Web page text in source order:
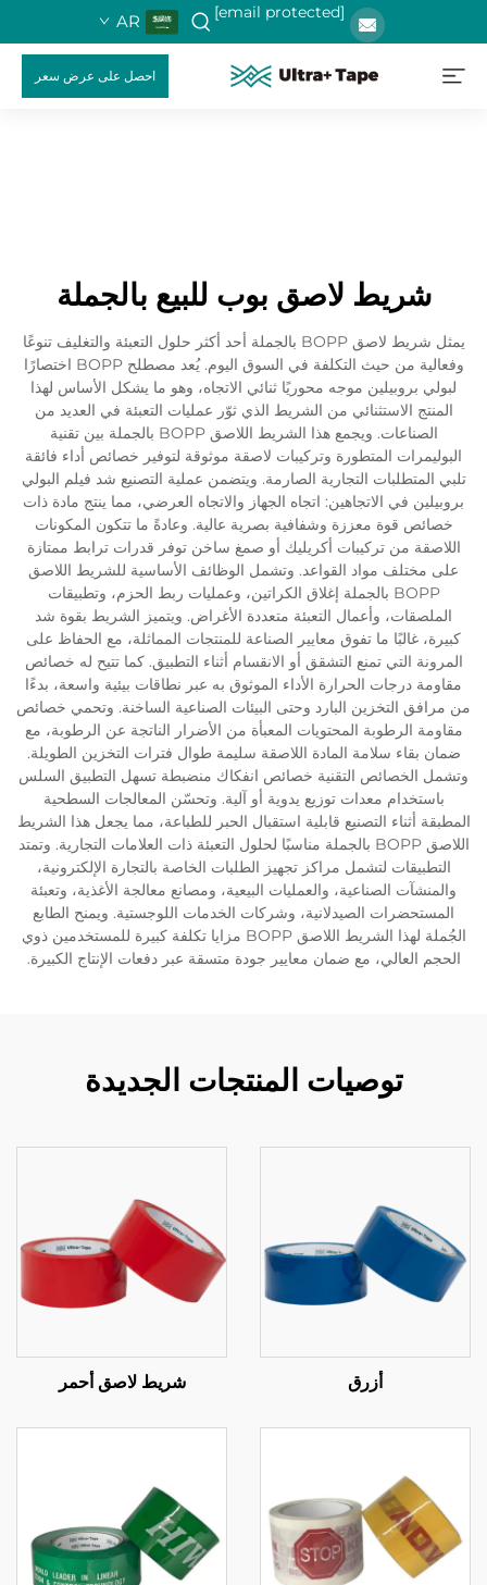
[email protected]
AR
احصل على عرض سعر
شريط لاصق بوب للبيع بالجملة
يمثل شريط لاصق BOPP بالجملة أحد أكثر حلول التعبئة والتغليف تنوعًا
وفعالية من حيث التكلفة في السوق اليوم. يُعد مصطلح BOPP اختصارًا
لبولي بروبيلين موجه محوريًا ثنائي الاتجاه، وهو ما يشكل الأساس لهذا
المنتج الاستثنائي من الشريط الذي ثوّر عمليات التعبئة في العديد من
الصناعات. ويجمع هذا الشريط اللاصق BOPP بالجملة بين تقنية
البوليمرات المتطورة وتركيبات لاصقة موثوقة لتوفير خصائص أداء فائقة
تلبي المتطلبات التجارية الصارمة. ويتضمن عملية التصنيع شد فيلم البولي
بروبيلين في الاتجاهين: اتجاه الجهاز والاتجاه العرضي، مما ينتج مادة ذات
خصائص قوة معززة وشفافية بصرية عالية. وعادةً ما تتكون المكونات
اللاصقة من تركيبات أكريليك أو صمغ ساخن توفر قدرات ترابط ممتازة
على مختلف مواد القواعد. وتشمل الوظائف الأساسية للشريط اللاصق
BOPP بالجملة إغلاق الكراتين، وعمليات ربط الحزم، وتطبيقات
الملصقات، وأعمال التعبئة متعددة الأغراض. ويتميز الشريط بقوة شد
كبيرة، غالبًا ما تفوق معايير الصناعة للمنتجات المماثلة، مع الحفاظ على
المرونة التي تمنع التشقق أو الانقسام أثناء التطبيق. كما تتيح له خصائص
مقاومة درجات الحرارة الأداء الموثوق به عبر نطاقات بيئية واسعة، بدءًا
من مرافق التخزين البارد وحتى البيئات الصناعية الساخنة. وتحمي خصائص
مقاومة الرطوبة المحتويات المعبأة من الأضرار الناتجة عن الرطوبة، مع
ضمان بقاء سلامة المادة اللاصقة سليمة طوال فترات التخزين الطويلة.
وتشمل الخصائص التقنية خصائص انفكاك منضبطة تسهل التطبيق السلس
باستخدام معدات توزيع يدوية أو آلية. وتحسّن المعالجات السطحية
المطبقة أثناء التصنيع قابلية استقبال الحبر للطباعة، مما يجعل هذا الشريط
اللاصق BOPP بالجملة مناسبًا لحلول التعبئة ذات العلامات التجارية. وتمتد
التطبيقات لتشمل مراكز تجهيز الطلبات الخاصة بالتجارة الإلكترونية،
والمنشآت الصناعية، والعمليات البيعية، ومصانع معالجة الأغذية، وتعبئة
المستحضرات الصيدلانية، وشركات الخدمات اللوجستية. ويمنح الطابع
الجُملة لهذا الشريط اللاصق BOPP مزايا تكلفة كبيرة للمستخدمين ذوي
الحجم العالي، مع ضمان معايير جودة متسقة عبر دفعات الإنتاج الكبيرة.
توصيات المنتجات الجديدة
أزرق شريط لاصق أحمر